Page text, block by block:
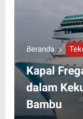
Beranda
Kapal
dalam
Bambu